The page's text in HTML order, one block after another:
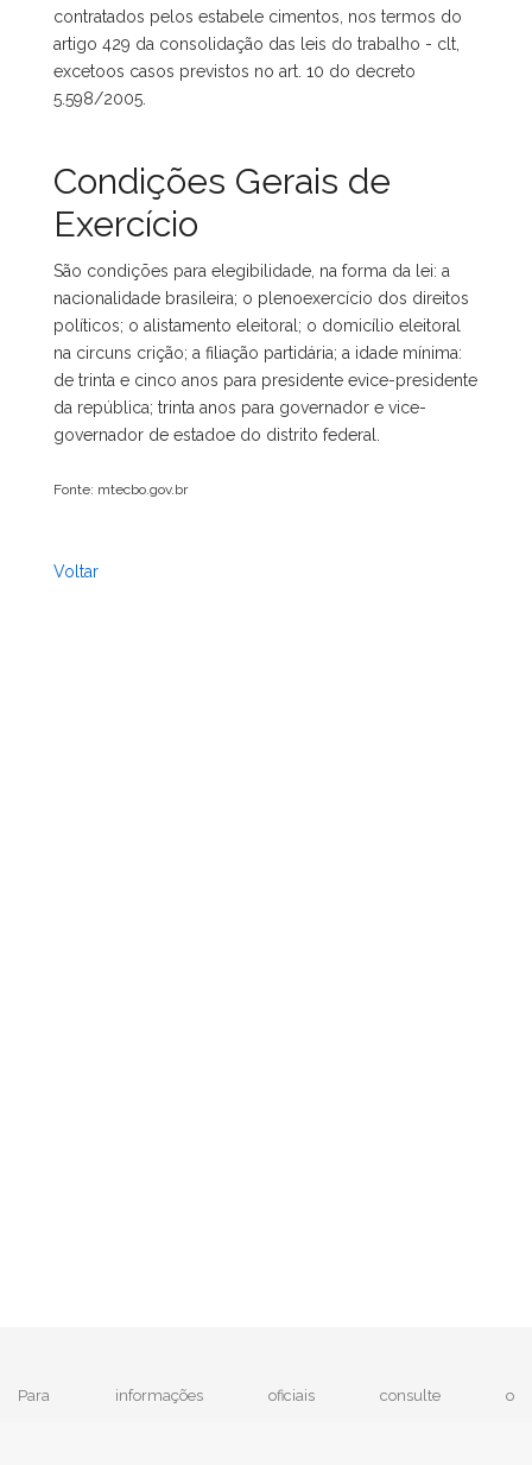
contratados pelos estabele cimentos, nos termos do
artigo 429 da consolidação das leis do trabalho - clt,
excetoos casos previstos no art. 10 do decreto
5.598/2005.
Condições Gerais de
Exercício
São condições para elegibilidade, na forma da lei: a
nacionalidade brasileira; o plenoexercício dos direitos
políticos; o alistamento eleitoral; o domicílio eleitoral
na circuns crição; a filiação partidária; a idade mínima:
de trinta e cinco anos para presidente evice-presidente
da república; trinta anos para governador e vice-
governador de estadoe do distrito federal.
Fonte: mtecbo.gov.br
Voltar
Para informações oficiais consulte o